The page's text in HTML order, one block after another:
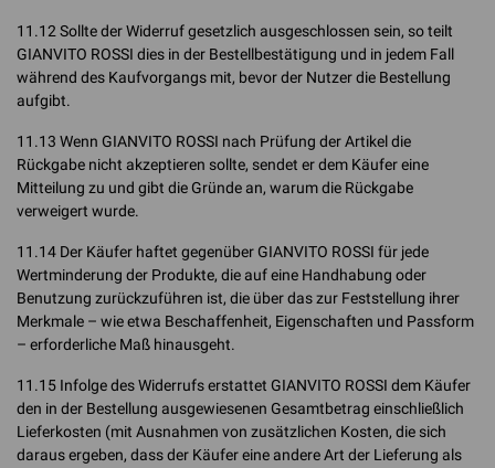
11.12 Sollte der Widerruf gesetzlich ausgeschlossen sein, so teilt
GIANVITO ROSSI dies in der Bestellbestätigung und in jedem Fall
während des Kaufvorgangs mit, bevor der Nutzer die Bestellung
aufgibt.
11.13 Wenn GIANVITO ROSSI nach Prüfung der Artikel die
Rückgabe nicht akzeptieren sollte, sendet er dem Käufer eine
Mitteilung zu und gibt die Gründe an, warum die Rückgabe
verweigert wurde.
11.14 Der Käufer haftet gegenüber GIANVITO ROSSI für jede
Wertminderung der Produkte, die auf eine Handhabung oder
Benutzung zurückzuführen ist, die über das zur Feststellung ihrer
Merkmale – wie etwa Beschaffenheit, Eigenschaften und Passform
– erforderliche Maß hinausgeht.
11.15 Infolge des Widerrufs erstattet GIANVITO ROSSI dem Käufer
den in der Bestellung ausgewiesenen Gesamtbetrag einschließlich
Lieferkosten (mit Ausnahmen von zusätzlichen Kosten, die sich
daraus ergeben, dass der Käufer eine andere Art der Lieferung als